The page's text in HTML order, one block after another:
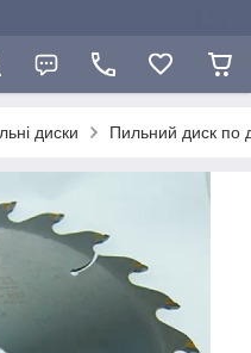
диски Пильний диск по